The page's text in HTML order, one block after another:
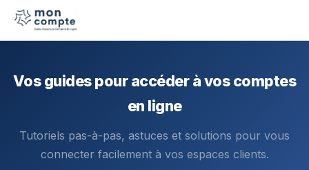
Vos guides pour accéder à vos comptes
en ligne
Tutoriels pas-à-pas, astuces et solutions pour vous
connecter facilement à vos espaces clients.